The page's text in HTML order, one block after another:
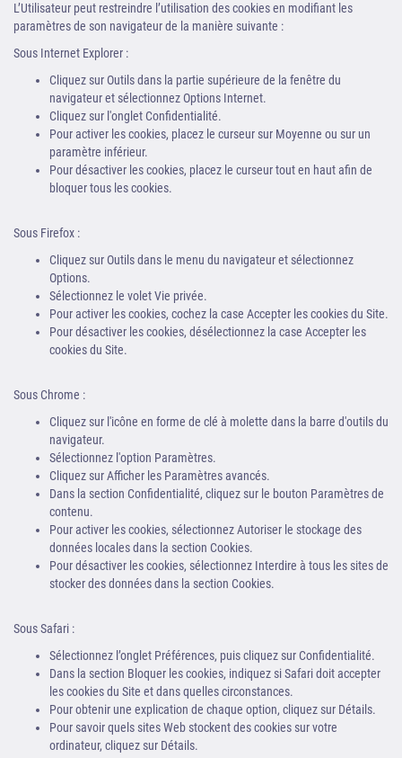
L’Utilisateur peut restreindre l’utilisation des cookies en modifiant les
paramètres de son navigateur de la manière suivante :
Sous Internet Explorer :
Cliquez sur Outils dans la partie supérieure de la fenêtre du
navigateur et sélectionnez Options Internet.
Cliquez sur l'onglet Confidentialité.
Pour activer les cookies, placez le curseur sur Moyenne ou sur un
paramètre inférieur.
Pour désactiver les cookies, placez le curseur tout en haut afin de
bloquer tous les cookies.
Sous Firefox :
Cliquez sur Outils dans le menu du navigateur et sélectionnez
Options.
Sélectionnez le volet Vie privée.
Pour activer les cookies, cochez la case Accepter les cookies du Site.
Pour désactiver les cookies, désélectionnez la case Accepter les
cookies du Site.
Sous Chrome :
Cliquez sur l'icône en forme de clé à molette dans la barre d'outils du
navigateur.
Sélectionnez l'option Paramètres.
Cliquez sur Afficher les Paramètres avancés.
Dans la section Confidentialité, cliquez sur le bouton Paramètres de
contenu.
Pour activer les cookies, sélectionnez Autoriser le stockage des
données locales dans la section Cookies.
Pour désactiver les cookies, sélectionnez Interdire à tous les sites de
stocker des données dans la section Cookies.
Sous Safari :
Sélectionnez l’onglet Préférences, puis cliquez sur Confidentialité.
Dans la section Bloquer les cookies, indiquez si Safari doit accepter
les cookies du Site et dans quelles circonstances.
Pour obtenir une explication de chaque option, cliquez sur Détails.
Pour savoir quels sites Web stockent des cookies sur votre
ordinateur, cliquez sur Détails.